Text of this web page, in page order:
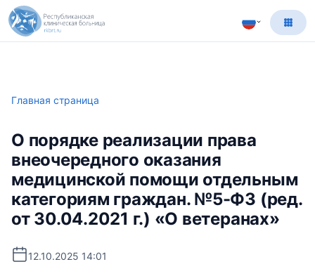
Главная страница
О порядке реализации права
внеочередного оказания
медицинской помощи отдельным
категориям граждан. №5-ФЗ (ред.
от 30.04.2021 г.) «О ветеранах»
12.10.2025 14:01